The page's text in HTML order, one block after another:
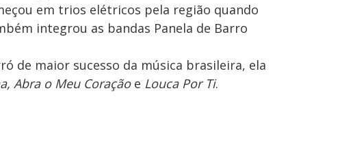
em trios elétricos pela região quando
integrou as bandas Panela de Barro
de maior sucesso da música brasileira, ela
Abra o Meu Coraçãoe Louca Por Ti.